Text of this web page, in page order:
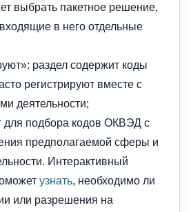
выбрать пакетное решение,
в него отдельные
раздел содержит коды
регистрируют вместе с
деятельности;
для подбора кодов ОКВЭД с
предполагаемой сферы и
Интерактивный
узнать, необходимо ли
или разрешения на